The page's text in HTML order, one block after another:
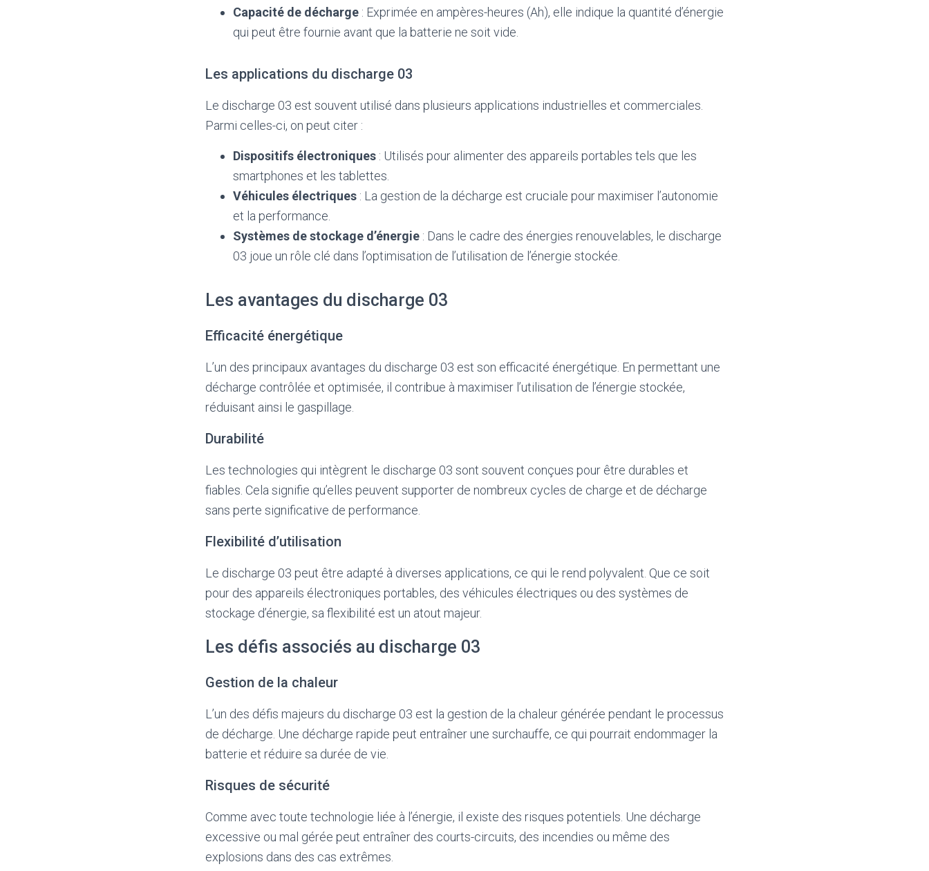
Capacité de décharge : Exprimée en ampères-heures (Ah), elle indique la quantité d’énergie
qui peut être fournie avant que la batterie ne soit vide.
Les applications du discharge 03
Le discharge 03 est souvent utilisé dans plusieurs applications industrielles et commerciales.
Parmi celles-ci, on peut citer :
Dispositifs électroniques : Utilisés pour alimenter des appareils portables tels que les
smartphones et les tablettes.
Véhicules électriques : La gestion de la décharge est cruciale pour maximiser l’autonomie
et la performance.
Systèmes de stockage d’énergie : Dans le cadre des énergies renouvelables, le discharge
03 joue un rôle clé dans l’optimisation de l’utilisation de l’énergie stockée.
Les avantages du discharge 03
Efficacité énergétique
L’un des principaux avantages du discharge 03 est son efficacité énergétique. En permettant une
décharge contrôlée et optimisée, il contribue à maximiser l’utilisation de l’énergie stockée,
réduisant ainsi le gaspillage.
Durabilité
Les technologies qui intègrent le discharge 03 sont souvent conçues pour être durables et
fiables. Cela signifie qu’elles peuvent supporter de nombreux cycles de charge et de décharge
sans perte significative de performance.
Flexibilité d’utilisation
Le discharge 03 peut être adapté à diverses applications, ce qui le rend polyvalent. Que ce soit
pour des appareils électroniques portables, des véhicules électriques ou des systèmes de
stockage d’énergie, sa flexibilité est un atout majeur.
Les défis associés au discharge 03
Gestion de la chaleur
L’un des défis majeurs du discharge 03 est la gestion de la chaleur générée pendant le processus
de décharge. Une décharge rapide peut entraîner une surchauffe, ce qui pourrait endommager la
batterie et réduire sa durée de vie.
Risques de sécurité
Comme avec toute technologie liée à l’énergie, il existe des risques potentiels. Une décharge
excessive ou mal gérée peut entraîner des courts-circuits, des incendies ou même des
explosions dans des cas extrêmes.